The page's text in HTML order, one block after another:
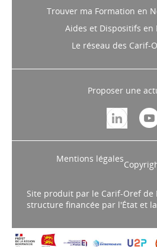
Trouver ma Formation en
Aides et Dispositifs en
Le réseau des Carif-
Proposer une
Mentions légales
Site produit par le Carif-Oref de
structure financée par l'État et